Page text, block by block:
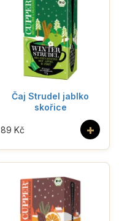
Čaj Strudel jablko
skořice
+
89 Kč